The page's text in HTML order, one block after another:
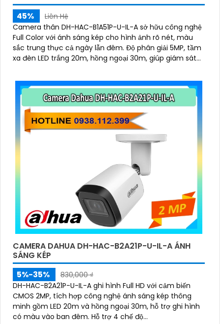
45%
Liên Hệ
Camera thân DH-HAC-B1A51P-U-IL-A sở hữu công nghệ
Full Color với ánh sáng kép cho hình ảnh rõ nét, màu
sắc trung thực cả ngày lẫn đêm. Độ phân giải 5MP, tầm
xa đèn LED trắng 20m, hồng ngoại 30m, giúp giám sát
CAMERA DAHUA DH-HAC-B2A21P-U-IL-A ÁNH
SÁNG KÉP
5%-35%
830,000 ₫
DH-HAC-B2A21P-U-IL-A ghi hình Full HD với cảm biến
CMOS 2MP, tích hợp công nghệ ánh sáng kép thông
minh gồm LED 20m và hồng ngoại 30m, hỗ trợ ghi hình
có màu vào ban đêm. Hỗ trợ 4 chế độ